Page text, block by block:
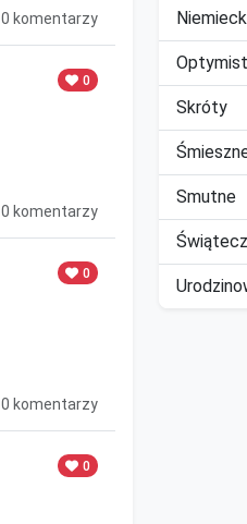
0 komentarzy
0
0 komentarzy
0
0 komentarzy
0
Skróty
Smutne